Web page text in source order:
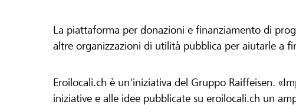
La piattaforma per donazioni e finanziamento di
altre organizzazioni di utilità pubblica per aiutarle a
Eroilocali.ch è un'iniziativa del Gruppo Raiffeisen.
iniziative e alle idee pubblicate su eroilocali.ch un